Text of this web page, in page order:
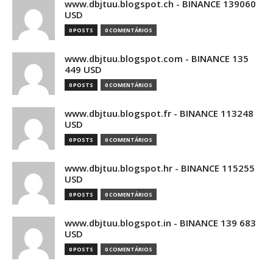
www.dbjtuu.blogspot.ch - BINANCE 139060
USD
0 POSTS 0 COMENTÁRIOS
www.dbjtuu.blogspot.com - BINANCE 135
449 USD
0 POSTS 0 COMENTÁRIOS
www.dbjtuu.blogspot.fr - BINANCE 113248
USD
0 POSTS 0 COMENTÁRIOS
www.dbjtuu.blogspot.hr - BINANCE 115255
USD
0 POSTS 0 COMENTÁRIOS
www.dbjtuu.blogspot.in - BINANCE 139 683
USD
0 POSTS 0 COMENTÁRIOS